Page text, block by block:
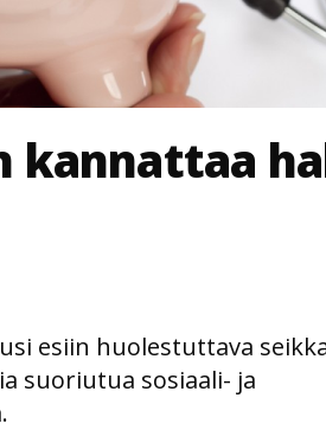
kannattaa
esiin huolestuttava
suoriutua sosiaali- ja